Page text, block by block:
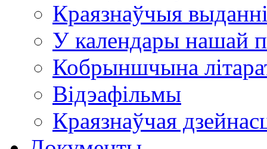
Краязнаўчыя
У календары нашай
Кобрыншчына
Відэафільмы
Краязнаўчая